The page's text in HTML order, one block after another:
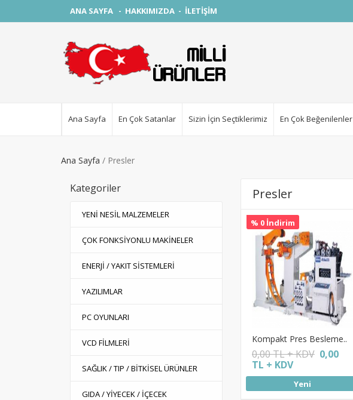
ANA SAYFA - HAKKIMIZDA - İLETİŞİM
Ana Sayfa En Çok Satanlar Sizin İçin Seçtiklerimiz En Çok Beğenilenler
Ana Sayfa Presler
Kategoriler
YENİ NESİL MALZEMELER
ÇOK FONKSİYONLU MAKİNELER
ENERJİ / YAKIT SİSTEMLERİ
YAZILIMLAR
PC OYUNLARI
VCD FİLMLERİ
SAĞLIK / TIP / BİTKİSEL ÜRÜNLER
GIDA / YİYECEK / İÇECEK
Presler
Kompakt Pres Besleme..
0,00 TL + KDV 0,00
TL + KDV
Yeni
% 0 İndirim